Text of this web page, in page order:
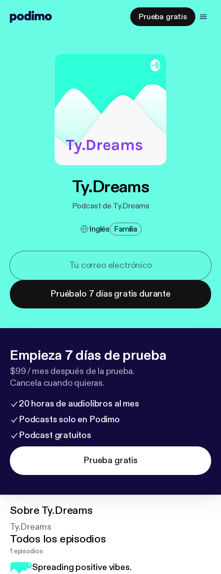
Prueba gratis
Ty.Dreams
Podcast de Ty.Dreams
Inglés Familia
Pruébalo 7 días gratis durante
Empieza 7 días de prueba
$99 / mes después de la prueba.
Cancela cuando quieras.
20 horas de audiolibros al mes
Podcasts solo en Podimo
Podcast gratuitos
Prueba gratis
SobreTy.Dreams
Ty.Dreams
Todos los episodios
1 episodios
Spreading positive vibes.